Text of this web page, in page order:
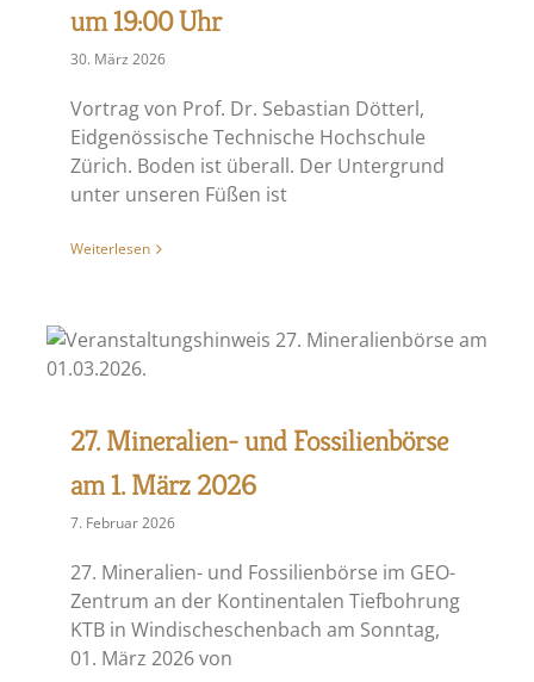
um 19:00 Uhr
30. März 2026
Vortrag von Prof. Dr. Sebastian Dötterl,
Eidgenössische Technische Hochschule
Zürich. Boden ist überall. Der Untergrund
unter unseren Füßen ist
Weiterlesen
27. Mineralien- und Fossilienbörse
am 1. März 2026
7. Februar 2026
27. Mineralien- und Fossilienbörse im GEO-
Zentrum an der Kontinentalen Tiefbohrung
KTB in Windischeschenbach am Sonntag,
01. März 2026 von